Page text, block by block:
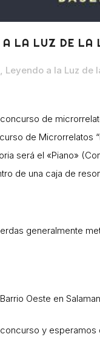
A LA LUZ DE LA
, Leyendo a la Luz de
de
de Microrrelatos
será el «Piano»
de una caja de
generalmente
Oeste en
y